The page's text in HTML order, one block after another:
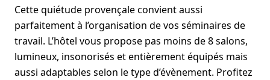
Cette quiétude provençale convient aussi
parfaitement à l’organisation de vos séminaires de
travail. L’hôtel vous propose pas moins de 8 salons,
lumineux, insonorisés et entièrement équipés mais
aussi adaptables selon le type d’évènement. Profitez